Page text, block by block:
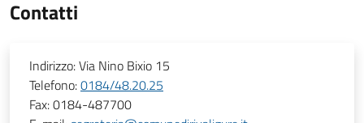
Contatti
Indirizzo:Via Nino Bixio 15
Telefono:0184/48.20.25
Fax:0184-487700